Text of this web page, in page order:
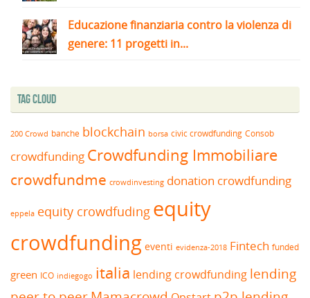
Educazione finanziaria contro la violenza di
genere: 11 progetti in...
Tag Cloud
200 Crowd banche blockchain borsa civic crowdfunding Consob
crowdfunding Crowdfunding Immobiliare
crowdfundme crowdinvesting donation crowdfunding
eppela equity crowdfuding equity
crowdfunding eventi evidenza-2018 Fintech funded
green ICO indiegogo italia lending crowdfunding lending